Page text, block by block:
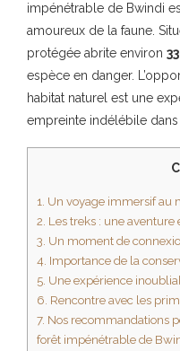
impénétrable de Bwindi
amoureux de la faune.
protégée abrite environ
espèce en danger.
habitat naturel est une
empreinte indélébile
1. Un voyage immersif au
2. Les treks : une aventure
3. Un moment de
4. Importance de la
5. Une expérience
6. Rencontre avec les
7. Nos recommandations
forêt impénétrable de